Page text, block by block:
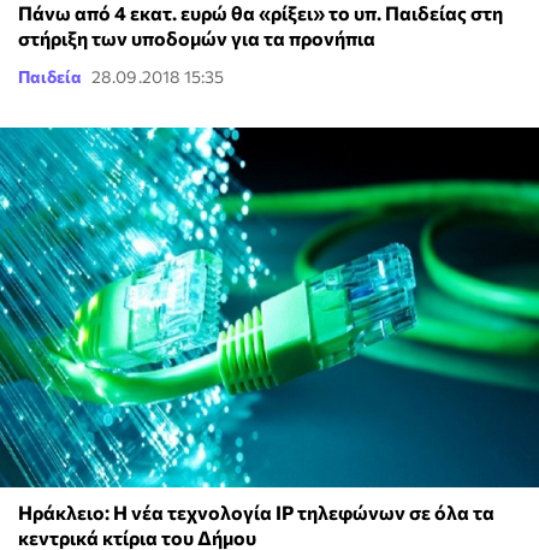
Πάνω από 4 εκατ. ευρώ θα «ρίξει» το υπ. Παιδείας στη
στήριξη των υποδομών για τα προνήπια
Παιδεία 28.09.2018 15:35
Ηράκλειο: Η νέα τεχνολογία ΙΡ τηλεφώνων σε όλα τα
κεντρικά κτίρια του Δήμου